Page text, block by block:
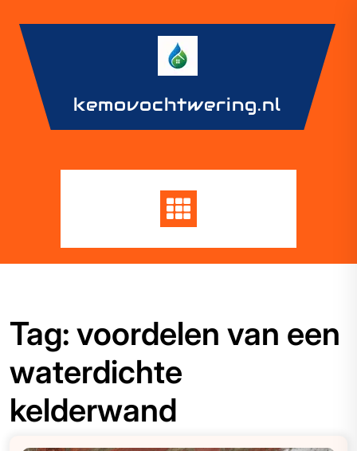
content
kemovochtwering.nl
Tag: voordelen van een
waterdichte
kelderwand